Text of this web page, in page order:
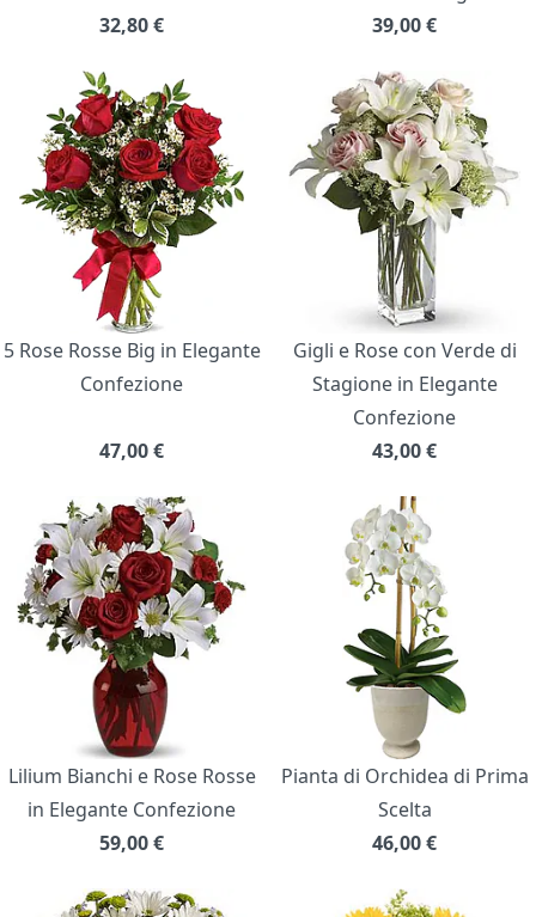
32,80€
39,00€
5 Rose Rosse Big in Elegante
Confezione
47,00€
Gigli e Rose con Verde di
Stagione in Elegante
Confezione
43,00€
Lilium Bianchi e Rose Rosse
in Elegante Confezione
59,00€
Pianta di Orchidea di Prima
Scelta
46,00€